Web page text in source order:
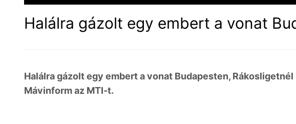
Halálra gázolt egy embert a vonat
Halálra gázolt egy embert a vonat Budapesten,
Mávinform az MTI-t.